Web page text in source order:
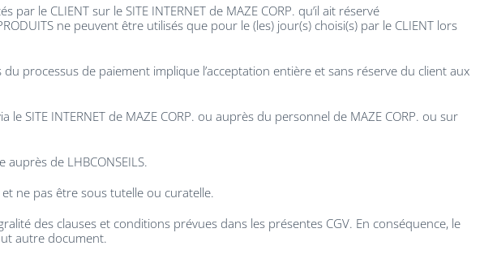
le CLIENT sur le SITE INTERNET de MAZE CORP. qu’il ait réservé
ne peuvent être utilisés que pour le (les) jour(s) choisi(s) par le CLIENT lors
processus de paiement implique l’acceptation entière et sans réserve du client aux
SITE INTERNET de MAZE CORP. ou auprès du personnel de MAZE CORP. ou sur
de LHBCONSEILS.
ne pas être sous tutelle ou curatelle.
des clauses et conditions prévues dans les présentes CGV. En conséquence, le
autre document.